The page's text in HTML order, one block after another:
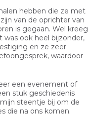
hebben die ze met
van de oprichter van
is gegaan. Wel kreeg
ook heel bijzonder,
en ze zeer
waardoor
een evenement of
stuk geschiedenis
steentje bij om de
die na ons komen.